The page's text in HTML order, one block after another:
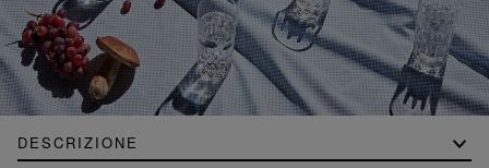
DESCRIZIONE